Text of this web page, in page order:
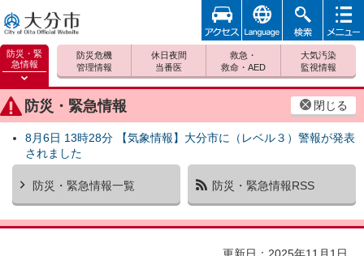
大分市
防災・緊
急情報
防災緊
急情報
を開く
防災・緊急情報 閉じる
8月6日 13時28分 【気象情報】大分市に（レベル３）警報が発表
されました
防災・緊急情報一覧 防災・緊急情報RSS
防災危機
管理情報
休日夜間
当番医
救急・
救命・AED
大気汚染
監視情報
アクセ
ス
foreign 検索
メニュ